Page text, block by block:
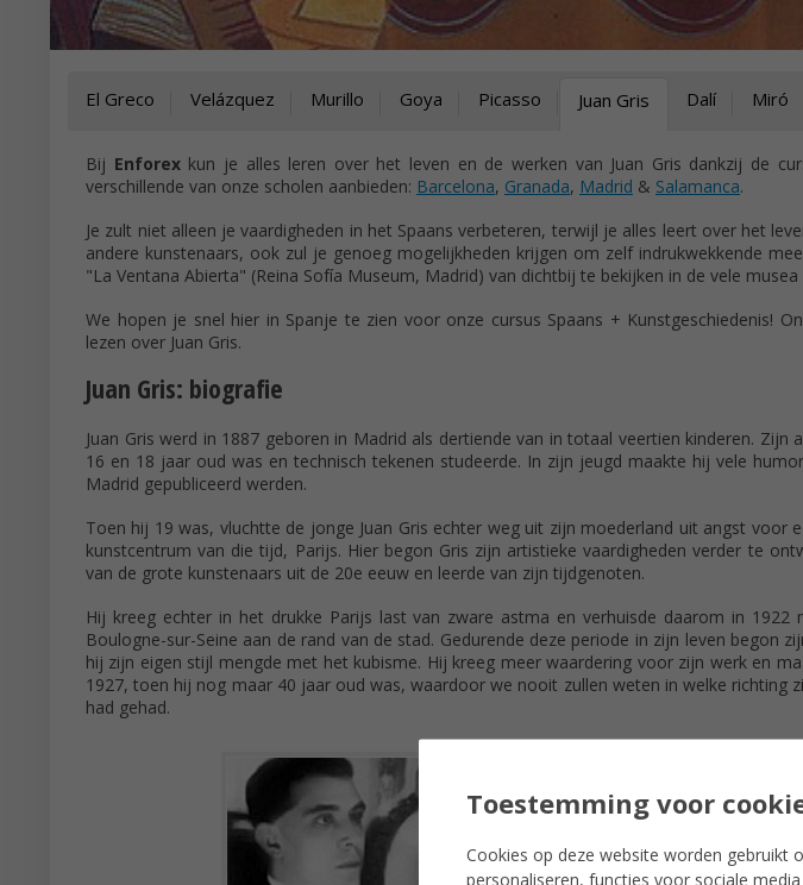
El Greco Velázquez Murillo Goya Picasso Juan Gris Dalí Miró
Bij Enforexkun je alles leren over het leven en de werken van Juan Gris dankzij de
verschillende van onze scholen aanbieden: Barcelona, Granada, Madrid & Salamanca.
Je zult niet alleen je vaardigheden in het Spaans verbeteren, terwijl je alles leert over het
andere kunstenaars, ook zul je genoeg mogelijkheden krijgen om zelf indrukwekkende
"La Ventana Abierta" (Reina Sofía Museum, Madrid) van dichtbij te bekijken in de vele musea
We hopen je snel hier in Spanje te zien voor onze cursus Spaans + Kunstgeschiedenis!
lezen over Juan Gris.
Juan Gris: biografie
Juan Gris werd in 1887 geboren in Madrid als dertiende van in totaal veertien kinderen.
16 en 18 jaar oud was en technisch tekenen studeerde. In zijn jeugd maakte hij vele
Madrid gepubliceerd werden.
Toen hij 19 was, vluchtte de jonge Juan Gris echter weg uit zijn moederland uit angst voor
kunstcentrum van die tijd, Parijs. Hier begon Gris zijn artistieke vaardigheden verder te
van de grote kunstenaars uit de 20e eeuw en leerde van zijn tijdgenoten.
Hij kreeg echter in het drukke Parijs last van zware astma en verhuisde daarom in
Boulogne-sur-Seine aan de rand van de stad. Gedurende deze periode in zijn leven begon
hij zijn eigen stijl mengde met het kubisme. Hij kreeg meer waardering voor zijn werk en
1927, toen hij nog maar 40 jaar oud was, waardoor we nooit zullen weten in welke richting
had gehad.
Toestemming voor
Cookies op deze website worden gebruikt
personaliseren, functies voor sociale